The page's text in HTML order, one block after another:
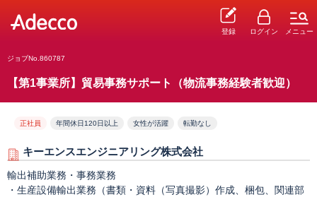
登録 ログイン メニュー
ジョブNo.860787
【第1事業所】貿易事務サポート（物流事務経験者歓迎）
正社員 年間休日120日以上 女性が活躍 転勤なし
キーエンスエンジニアリング株式会社
輸出補助業務・事務業務
・生産設備輸出業務（書類・資料（写真撮影）作成、梱包、関連部